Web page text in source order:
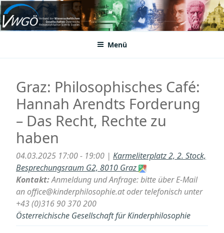
Zum
Inhalt
springenVWGÖ
Federation of Austrian Scientific Societies
Menü
Graz: Philosophisches Café:
Hannah Arendts Forderung
– Das Recht, Rechte zu
haben
04.03.2025 17:00 - 19:00 | Karmeliterplatz 2, 2. Stock,
Besprechungsraum G2, 8010 Graz
Kontakt:Anmeldung und Anfrage: bitte über E-Mail
an office@kinderphilosophie.at oder telefonisch unter
+43 (0)316 90 370 200
Österreichische Gesellschaft für Kinderphilosophie